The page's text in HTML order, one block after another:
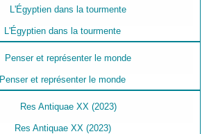
L'Égyptien dans la tourmente
Penser et représenter le monde
Res Antiquae XX (2023)